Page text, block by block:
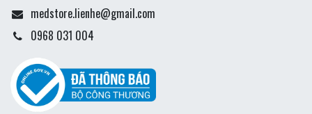
medstore.lienhe@gmail.com
0968 031 004